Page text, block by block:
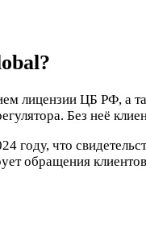
лицензии ЦБ РФ, а
Без неё
году, что
обращения